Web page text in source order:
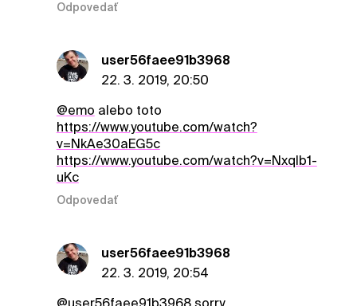
Odpovedať
user56faee91b3968
22. 3. 2019, 20:50
@emo alebo toto
https://www.youtube.com/watch?
v=NkAe30aEG5c
https://www.youtube.com/watch?v=Nxqlb1-
uKc
Odpovedať
user56faee91b3968
22. 3. 2019, 20:54